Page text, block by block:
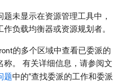
未显示在资源管理工具中，
负载均衡器或资源规划者。
的多个区域中查看已委派的
称。 有关详细信息，请参阅文
题中的“查找委派的工作和委派